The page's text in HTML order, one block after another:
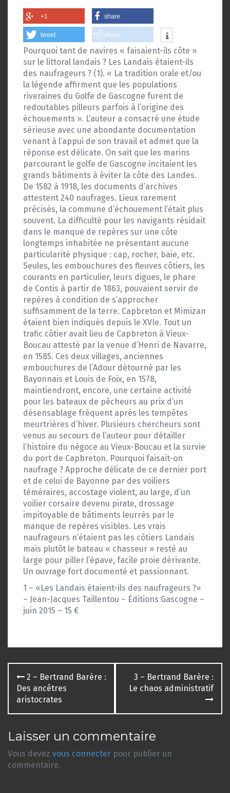
+1 share
tweet share
Pourquoi tant de navires « faisaient-ils côte »
sur le littoral landais ? Les Landais étaient-ils
des naufrageurs ? (1). « La tradition orale et/ou
la légende affirment que les populations
riveraines du Golfe de Gascogne furent de
redoutables pilleurs parfois à l’origine des
échouements ». L’auteur a consacré une étude
sérieuse avec une abondante documentation
venant à l’appui de son travail et admet que la
réponse est délicate. On sait que les marins
parcourant le golfe de Gascogne incitaient les
grands bâtiments à éviter la côte des Landes.
De 1582 à 1918, les documents d’archives
attestent 240 naufrages. Lieux rarement
précisés, la commune d’échouement l’était plus
souvent. La difficulté pour les navigants résidait
dans le manque de repères sur une côte
longtemps inhabitée ne présentant aucune
particularité physique : cap, rocher, baie, etc.
Seules, les embouchures des fleuves côtiers, les
courants en particulier, leurs digues, le phare
de Contis à partir de 1863, pouvaient servir de
repères à condition de s’approcher
suffisamment de la terre. Capbreton et Mimizan
étaient bien indiqués depuis le XVIe. Tout un
trafic côtier avait lieu de Capbreton à Vieux-
Boucau attesté par la venue d’Henri de Navarre,
en 1585. Ces deux villages, anciennes
embouchures de l’Adour détourné par les
Bayonnais et Louis de Foix, en 1578,
maintiendront, encore, une certaine activité
pour les bateaux de pêcheurs au prix d’un
désensablage fréquent après les tempêtes
meurtrières d’hiver. Plusieurs chercheurs sont
venus au secours de l’auteur pour détailler
l’histoire du négoce au Vieux-Boucau et la survie
du port de Capbreton. Pourquoi faisait-on
naufrage ? Approche délicate de ce dernier port
et de celui de Bayonne par des voiliers
téméraires, accostage violent, au large, d’un
voilier corsaire devenu pirate, drossage
impitoyable de bâtiments leurrés par le
manque de repères visibles. Les vrais
naufrageurs n’étaient pas les côtiers Landais
mais plutôt le bateau « chasseur » resté au
large pour piller l’épave, facile proie dérivante.
Un ouvrage fort documenté et passionnant.
1 – «Les Landais étaient-ils des naufrageurs ?»
– Jean-Jacques Taillentou – Éditions Gascogne –
juin 2015 – 15 €
Navigation
des
articles
2 – Bertrand Barère :
Des ancêtres
aristocrates
3 – Bertrand Barère :
Le chaos administratif
Laisser un commentaire
Vous devez vous connecter pour publier un
commentaire.